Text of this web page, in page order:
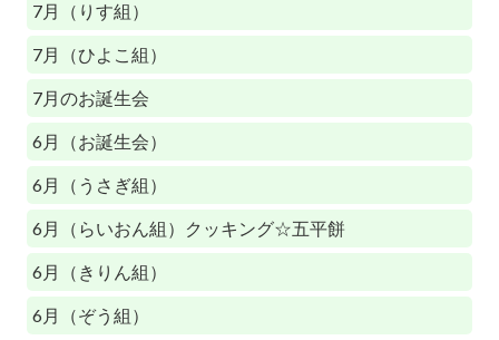
7月（りす組）
7月（ひよこ組）
7月のお誕生会
6月（お誕生会）
6月（うさぎ組）
6月（らいおん組）クッキング☆五平餅
6月（きりん組）
6月（ぞう組）